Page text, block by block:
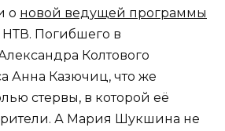
о новой ведущей программы
НТВ. Погибшего в
Колтового
Анна Казючиц, что же
стервы, в которой её
А Мария Шукшина не